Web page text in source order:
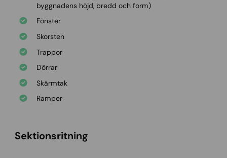
byggnadens höjd, bredd och form)
Fönster
Skorsten
Trappor
Dörrar
Skärmtak
Ramper
Sektionsritning